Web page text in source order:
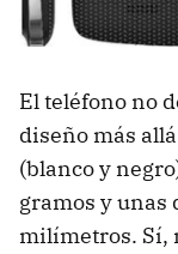
El teléfono no
diseño más
(blanco y
gramos y
milímetros. Sí,